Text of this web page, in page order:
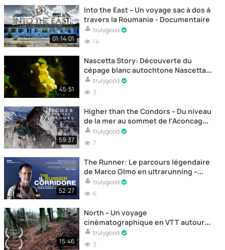
01:14:01
Into the East – Un voyage sac à dos à
travers la Roumanie - Documentaire
trulygood
14
45:51
Nascetta Story: Découverte du
cépage blanc autochtone Nascetta
dans les Langhe avec Nemo –
Documentaire
trulygood
3
59:37
Higher than the Condors – Du niveau
de la mer au sommet de l’Aconcagua
- Documentaire
trulygood
7
52:27
The Runner: Le parcours légendaire
de Marco Olmo en ultrarunning –
Documentaire
trulygood
6
15:46
North – Un voyage
cinématographique en VTT autour
de Sheffield - Documentaire
trulygood
3